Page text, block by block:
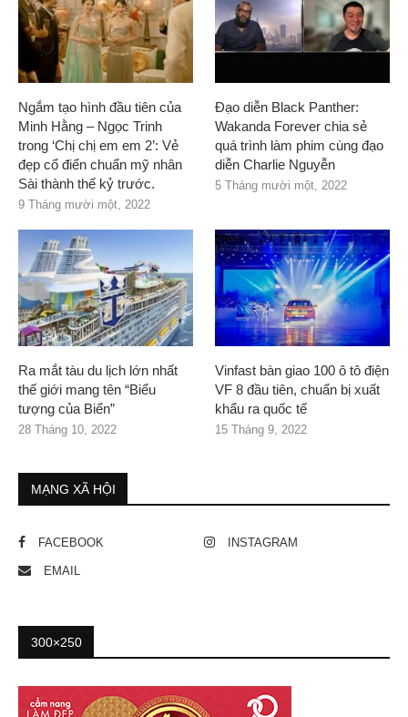
Ngắm tạo hình đầu tiên của
Minh Hằng – Ngọc Trinh
trong ‘Chị chị em em 2’: Vẻ
đẹp cổ điển chuẩn mỹ nhân
Sài thành thế kỷ trước.
9 Tháng mười một, 2022
Đạo diễn Black Panther:
Wakanda Forever chia sẻ
quá trình làm phim cùng đạo
diễn Charlie Nguyễn
5 Tháng mười một, 2022
Ra mắt tàu du lịch lớn nhất
thế giới mang tên “Biểu
tượng của Biển”
28 Tháng 10, 2022
Vinfast bàn giao 100 ô tô điện
VF 8 đầu tiên, chuẩn bị xuất
khẩu ra quốc tế
15 Tháng 9, 2022
MẠNG XÃ HỘI
FACEBOOK INSTAGRAM
EMAIL
300×250